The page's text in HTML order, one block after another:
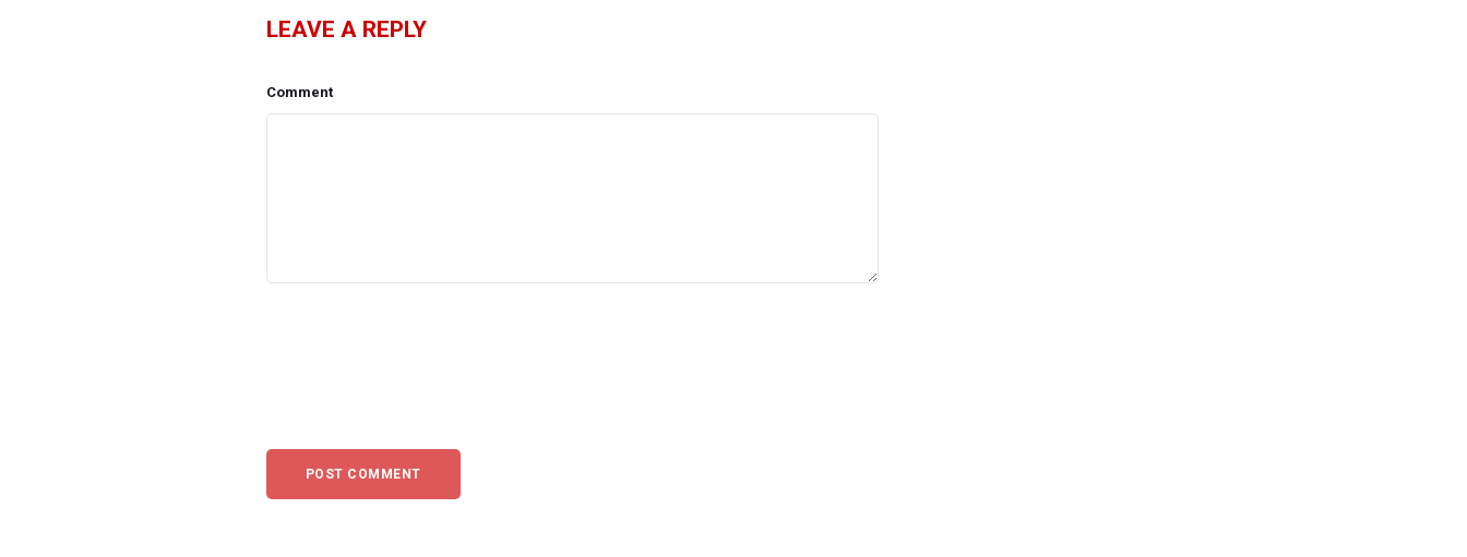
LEAVE A REPLY
Comment